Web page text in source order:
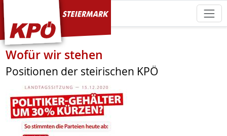
KPÖ Steiermark
Wofür wir stehen
Positionen der steirischen KPÖ